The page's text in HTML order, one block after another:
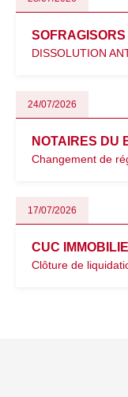
SOFRAGISORS
DISSOLUTION
24/07/2026
NOTAIRES DU
Changement de
17/07/2026
CUC
Clôture de